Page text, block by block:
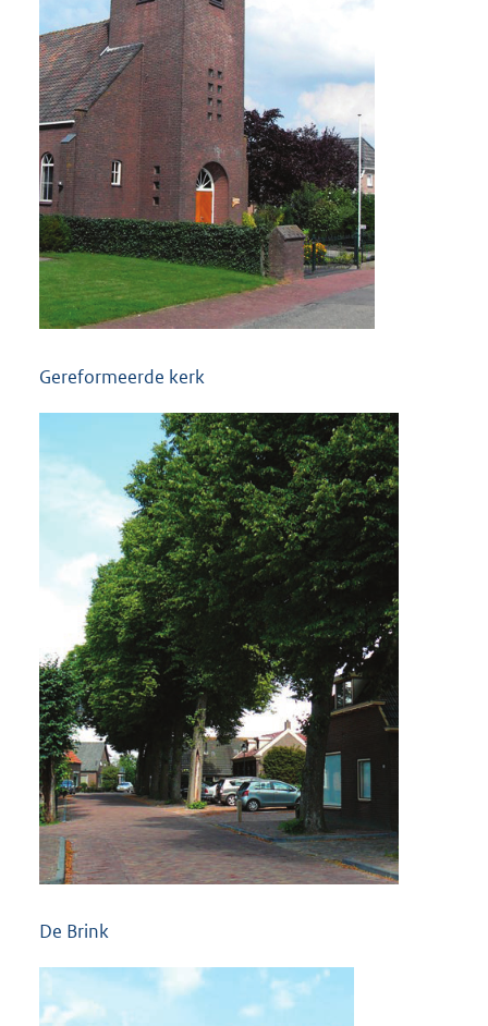
Gereformeerde kerk
De Brink